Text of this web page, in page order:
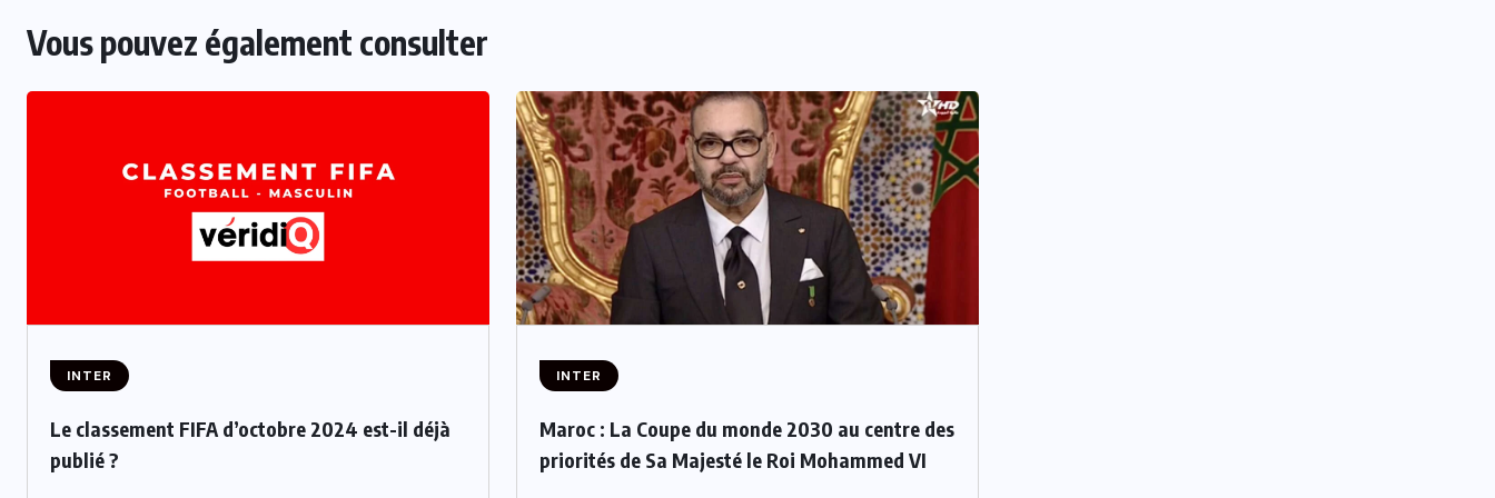
Vous pouvez également consulter
INTER
Le classement FIFA d’octobre 2024 est-il déjà
publié ?
INTER
Maroc : La Coupe du monde 2030 au centre des
priorités de Sa Majesté le Roi Mohammed VI